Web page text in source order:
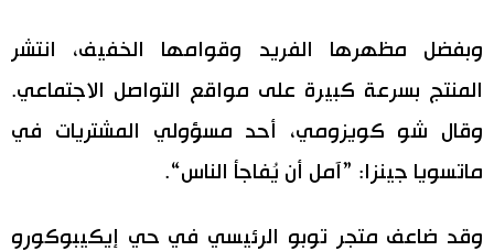
اقتصاد
المطبخ الياباني
وبفضل مظهرها الفريد وقوامها الخفيف، انتشر
المنتج بسرعة كبيرة على مواقع التواصل الاجتماعي.
وقال شو كويزومي، أحد مسؤولي المشتريات في
ماتسويا جينزا: ”آمل أن يُفاجأ الناس“.
وقد ضاعف متجر توبو الرئيسي في حي إيكيبوكورو